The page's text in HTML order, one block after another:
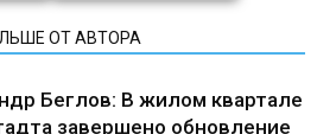
ОТ АВТОРА
Беглов: В жилом квартале
завершено обновление